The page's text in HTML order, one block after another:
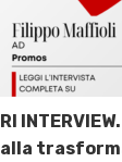
RI
alla